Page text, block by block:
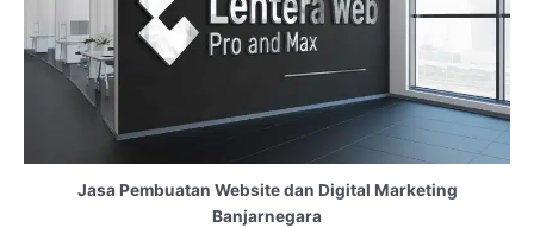
Jasa Pembuatan Website dan Digital Marketing
Banjarnegara